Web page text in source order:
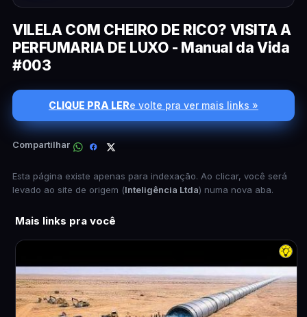
VILELA COM CHEIRO DE RICO? VISITA A
PERFUMARIA DE LUXO - Manual da Vida
#003
CLIQUE PRA LERe volte pra ver mais links »
Compartilhar
Esta página existe apenas para indexação. Ao clicar, você será
levado ao site de origem (Inteligência Ltda) numa nova aba.
Mais links pra você